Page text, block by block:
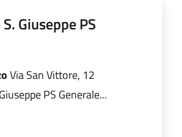
Giuseppe PS
Via San Vittore, 12
PS Generale...